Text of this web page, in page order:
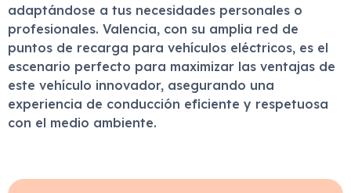
adaptándose a tus necesidades personales o
profesionales. Valencia, con su amplia red de
puntos de recarga para vehículos eléctricos, es el
escenario perfecto para maximizar las ventajas de
este vehículo innovador, asegurando una
experiencia de conducción eficiente y respetuosa
con el medio ambiente.